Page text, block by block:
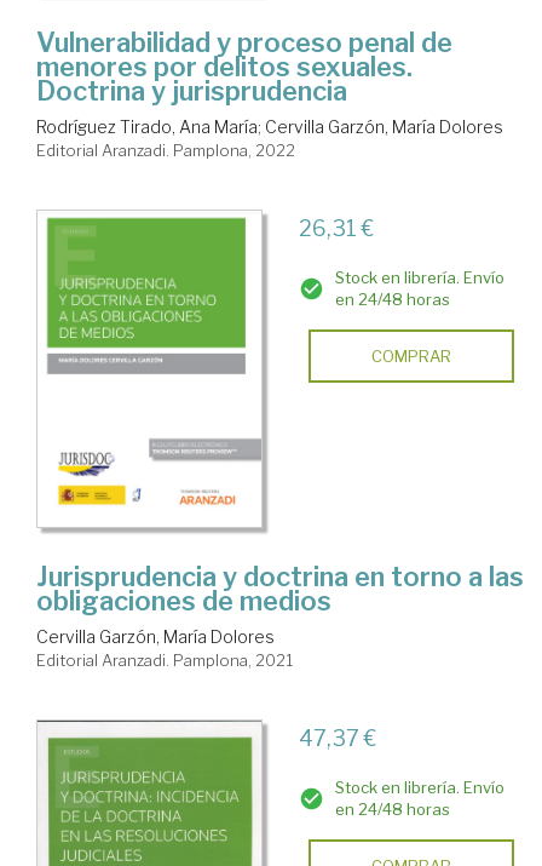
Vulnerabilidad y proceso penal de
menores por delitos sexuales.
Doctrina y jurisprudencia
Rodríguez Tirado, Ana María; Cervilla Garzón, María Dolores
Editorial Aranzadi. Pamplona, 2022
26,31 €
Stock en librería. Envío
en 24/48 horas
COMPRAR
Jurisprudencia y doctrina en torno a las
obligaciones de medios
Cervilla Garzón, María Dolores
Editorial Aranzadi. Pamplona, 2021
47,37 €
Stock en librería. Envío
en 24/48 horas